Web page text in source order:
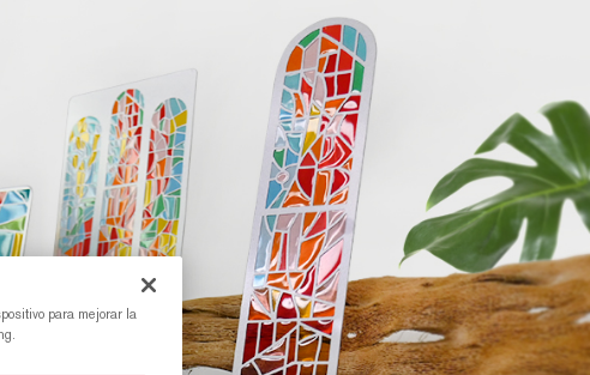
para mejorar la